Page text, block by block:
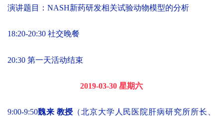
演讲题目：NASH新药研发相关试验动物模型的分析
18:20-20:30 社交晚餐
20:30 第一天活动结束
2019-03-30 星期六
9:00-9:50魏来 教授 （北京大学人民医院肝病研究所所长、